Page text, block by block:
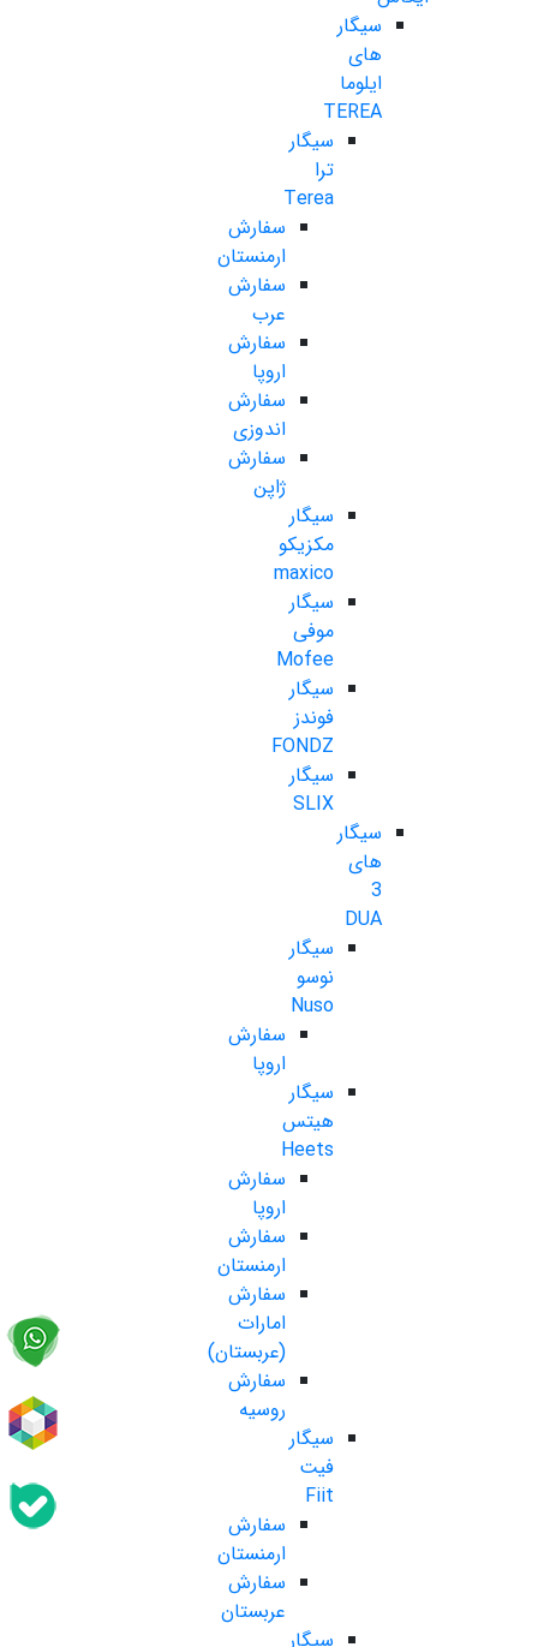
سیگار
های
ایلوما
TEREA
سیگار
ترا
Terea
سفارش
ارمنستان
سفارش
عرب
سفارش
اروپا
سفارش
اندوزی
سفارش
ژاپن
سیگار
مکزیکو
maxico
سیگار
موفی
Mofee
سیگار
فوندز
FONDZ
سیگار
SLIX
سیگار
های
3
DUA
سیگار
نوسو
Nuso
سفارش
اروپا
سیگار
هیتس
Heets
سفارش
اروپا
سفارش
ارمنستان
سفارش
امارات
(عربستان)
سفارش
روسیه
سیگار
فیت
Fiit
سفارش
ارمنستان
سفارش
عربستان
سیگار